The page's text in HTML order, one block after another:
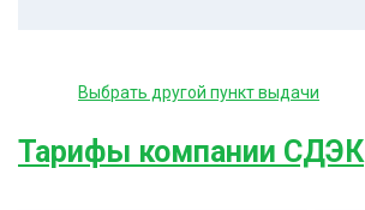
Выбрать другой пункт выдачи
Тарифы компании СДЭК